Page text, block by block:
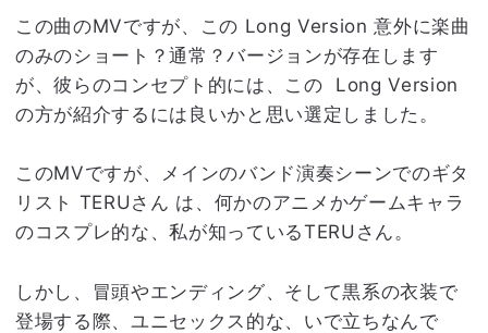
この曲のMVですが、この Long Version 意外に楽曲
のみのショート？通常？バージョンが存在します
が、彼らのコンセプト的には、この Long Version
の方が紹介するには良いかと思い選定しました。
このMVですが、メインのバンド演奏シーンでのギタ
リスト TERUさん は、何かのアニメかゲームキャラ
のコスプレ的な、私が知っているTERUさん。
しかし、冒頭やエンディング、そして黒系の衣装で
登場する際、ユニセックス的な、いで立ちなんで